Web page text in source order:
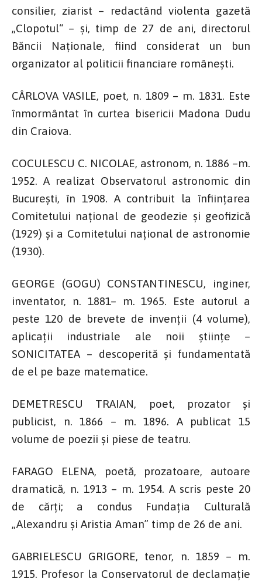
consilier, ziarist – redactând violenta gazetă
„Clopotul“ – și, timp de 27 de ani, directorul
Băncii Naționale, fiind considerat un bun
organizator al politicii financiare românești.
CÂRLOVA VASILE, poet, n. 1809 – m. 1831. Este
înmormântat în curtea bisericii Madona Dudu
din Craiova.
COCULESCU C. NICOLAE, astronom, n. 1886 –m.
1952. A realizat Observatorul astronomic din
București, în 1908. A contribuit la înființarea
Comitetului național de geodezie și geofizică
(1929) și a Comitetului național de astronomie
(1930).
GEORGE (GOGU) CONSTANTINESCU, inginer,
inventator, n. 1881– m. 1965. Este autorul a
peste 120 de brevete de invenții (4 volume),
aplicații industriale ale noii științe –
SONICITATEA – descoperită și fundamentată
de el pe baze matematice.
DEMETRESCU TRAIAN, poet, prozator și
publicist, n. 1866 – m. 1896. A publicat 15
volume de poezii și piese de teatru.
FARAGO ELENA, poetă, prozatoare, autoare
dramatică, n. 1913 – m. 1954. A scris peste 20
de cărţi; a condus Fundaţia Culturală
„Alexandru şi Aristia Aman” timp de 26 de ani.
GABRIELESCU GRIGORE, tenor, n. 1859 – m.
1915. Profesor la Conservatorul de declamaţie